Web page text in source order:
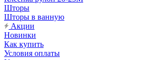
Шторы
Шторы в ванную
Акции
Новинки
Как купить
Условия оплаты